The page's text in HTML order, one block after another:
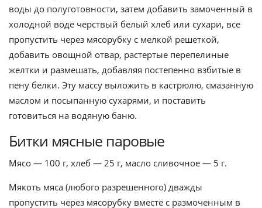
воды до полуготовности, затем добавить замоченный в
холодной воде черствый белый хлеб или сухари, все
пропустить через мясорубку с мелкой решеткой,
добавить овощной отвар, растертые перепелиные
желтки и размешать, добавляя постепенно взбитые в
пену белки. Эту массу выложить в кастрюлю, смазанную
маслом и посыпанную сухарями, и поставить
готовиться на водяную баню.
Битки мясные паровые
Мясо — 100 г, хлеб — 25 г, масло сливочное — 5 г.
Мякоть мяса (любого разрешенного) дважды
пропустить через мясорубку вместе с размоченным в